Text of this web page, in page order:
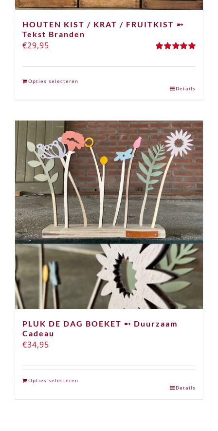
HOUTEN KIST / KRAT / FRUITKIST ➸
Tekst Branden
5.00uit 5
€29,95
Opties selecteren
Details
PLUK DE DAG BOEKET ➸ Duurzaam
Cadeau
€34,95
Opties selecteren
Details